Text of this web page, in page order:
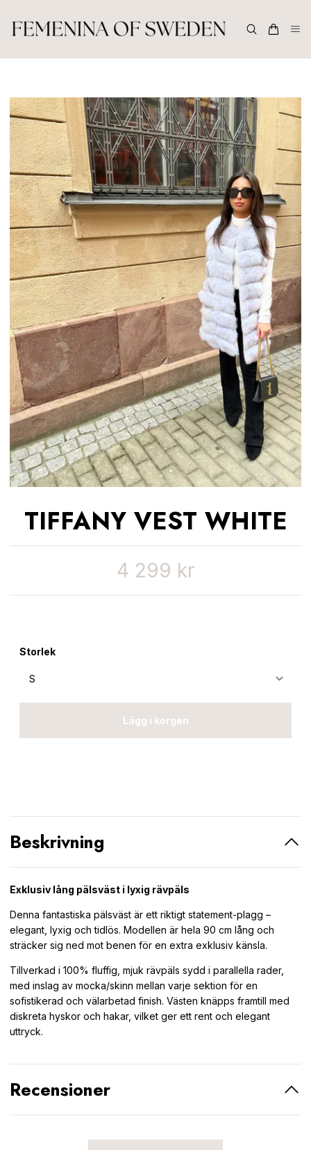
TIFFANY VEST WHITE
4 299 kr
Storlek
Lägg i korgen
Beskrivning
Exklusiv lång pälsväst i lyxig rävpäls
Denna fantastiska pälsväst är ett riktigt statement-plagg –
elegant, lyxig och tidlös. Modellen är hela 90 cm lång och
sträcker sig ned mot benen för en extra exklusiv känsla.
Tillverkad i 100% fluffig, mjuk rävpäls sydd i parallella rader,
med inslag av mocka/skinn mellan varje sektion för en
sofistikerad och välarbetad finish. Västen knäpps framtill med
diskreta hyskor och hakar, vilket ger ett rent och elegant
uttryck.
Recensioner